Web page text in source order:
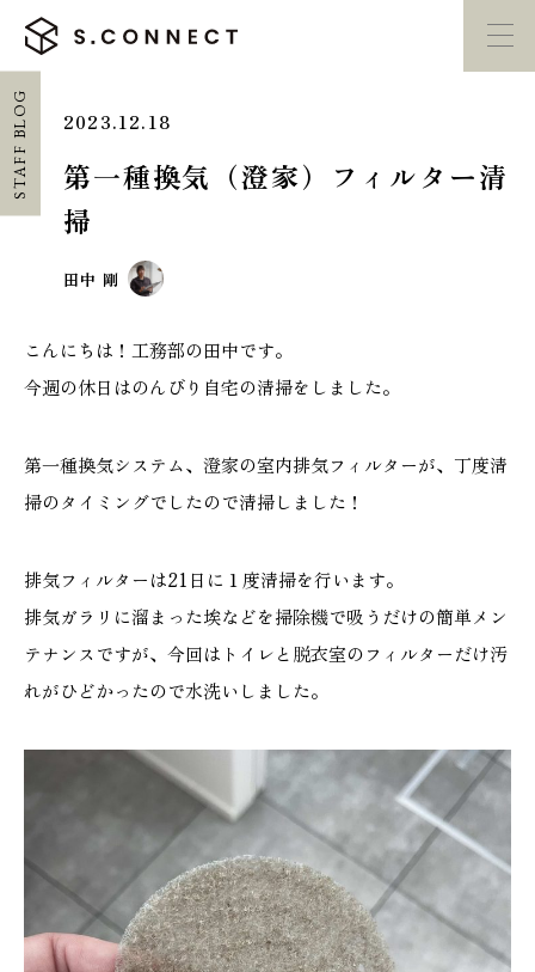
ホーム
エスコネについて
施工ギャラリー
STAFF BLOG
スタッフブログ
COMPANY
会社情報
ACCESS MAP
STAFF BLOG 2023.12.18
第一種換気（澄家）フィルター清
掃
田中 剛
こんにちは！工務部の田中です。
今週の休日はのんびり自宅の清掃をしました。
第一種換気システム、澄家の室内排気フィルターが、丁度清
掃のタイミングでしたので清掃しました！
排気フィルターは21日に１度清掃を行います。
排気ガラリに溜まった埃などを掃除機で吸うだけの簡単メン
テナンスですが、今回はトイレと脱衣室のフィルターだけ汚
れがひどかったので水洗いしました。